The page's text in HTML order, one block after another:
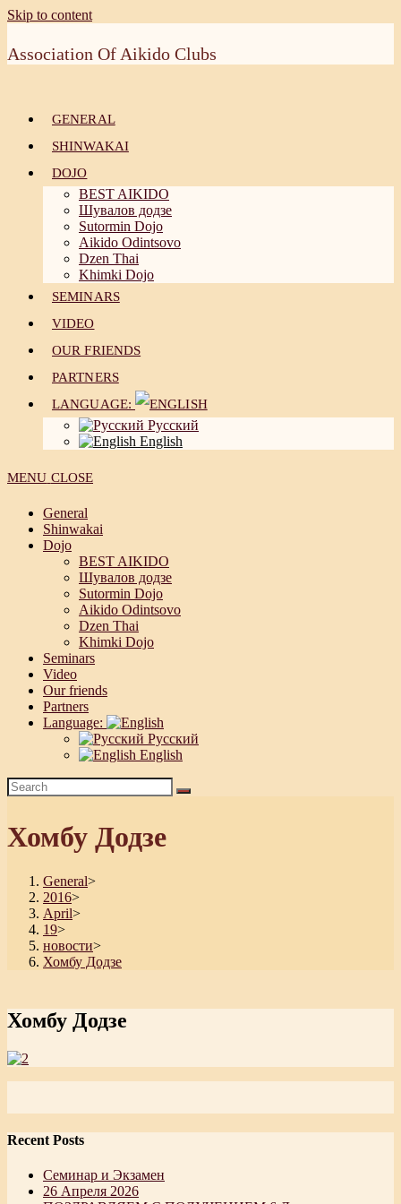
Skip to content
Association Of Aikido Clubs
GENERAL
SHINWAKAI
DOJO
BEST AIKIDO
Шувалов додзе
Sutormin Dojo
Aikido Odintsovo
Dzen Thai
Khimki Dojo
SEMINARS
VIDEO
OUR FRIENDS
PARTNERS
LANGUAGE:
Русский
English
MENU CLOSE
General
Shinwakai
Dojo
BEST AIKIDO
Шувалов додзе
Sutormin Dojo
Aikido Odintsovo
Dzen Thai
Khimki Dojo
Seminars
Video
Our friends
Partners
Language:
Русский
English
Хомбу Додзе
General>
2016>
April>
19>
новости>
Хомбу Додзе
Хомбу Додзе
Recent Posts
Семинар и Экзамен
26 Апреля 2026